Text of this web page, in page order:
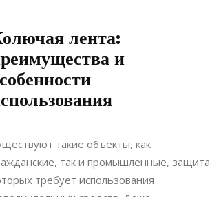
лента:
и
22.11.2021
такие объекты, как
так и промышленные, защита
требует использования